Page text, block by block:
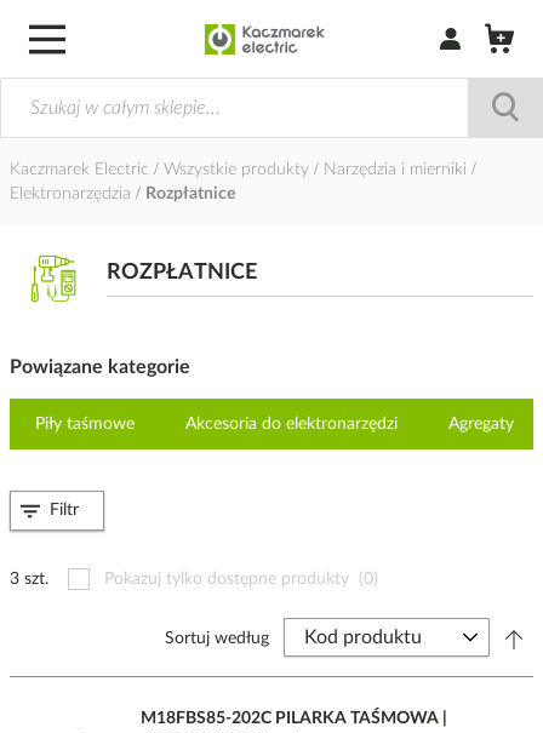
Zaloguj się /
Kaczmarek Electric Wszystkie produkty
Narzędzia i mierniki
Elektronarzędzia
Rozpłatnice
ROZPŁATNICE
Powiązane kategorie
Piły taśmowe Akcesoria do elektronarzędzi Agregaty
3 szt. Pokazuj tylko dostępne produkty (0)
Sortuj według
M18FBS85-202C PILARKA TAŚMOWA |
Filtr